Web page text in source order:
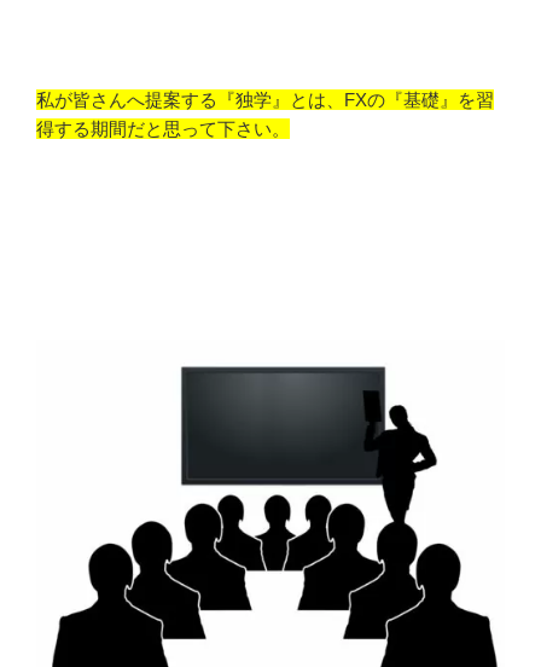
私が皆さんへ提案する『独学』とは、FXの『基礎』を習
得する期間だと思って下さい。